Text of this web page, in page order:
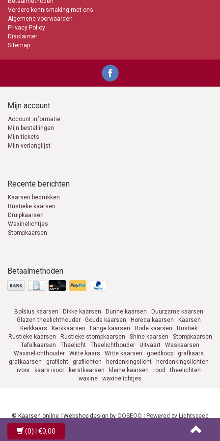
Verdere kennismaking met ons
Algemene voorwaarden
Privacy Policy
Disclaimer
Sitemap
Mijn account
Account informatie
Mijn bestellingen
Mijn tickets
Mijn verlanglijst
Recente berichten
Kaarsen bedrukken
Rustieke kaarsen
Druipkaarsen
Waxinelichtjes
Stompkaarsen
Betaalmethoden
Bolsius kaarsen Dikke kaarsen Dunne kaarsen
Duurzame kaarsen
Glazen theelichthouder
Gouda kaarsen Horeca kaarsen
Kaarsen
Kerkkaars
Kerkkaarsen Lange kaarsen Rode kaarsen
Rustiek
Rustieke kaarsen
Rustieke stompkaarsen Shine kaarsen
Stompkaarsen
Tafelkaarsen
Theelicht Theelichthouder Uitvaart
Waskaarsen
Waxinelichthouder
Witte kaars Witte kaarsen goedkoop
grafkaars
grafkaarsen
graflicht graflichten herdenkingslicht
herdenkingslichten
ivoor
kaars ivoor kerstkaarsen kleine kaarsen rood
theelichten
waxine
waxinelichtjes
© Kaarsen-online | Webshop design by OOSEOO | Powered by Lightspeed
(0) | €0,00